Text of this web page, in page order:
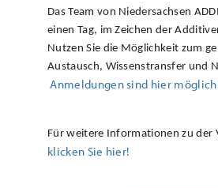
Das Team von Niedersachsen
einen Tag, im Zeichen der
Nutzen Sie die Möglichkeit zum
Austausch, Wissenstransfer und
Anmeldungen sind hier möglich
Für weitere Informationen zu der
klicken Sie hier!